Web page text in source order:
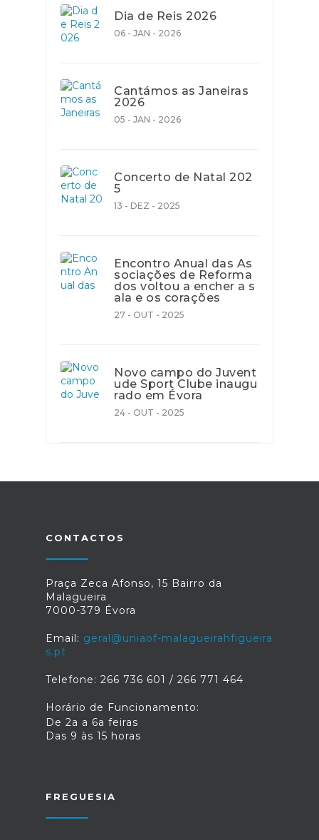
Dia de Reis 2026
06 - JAN - 2026
Cantámos as Janeiras
2026
05 - JAN - 2026
Concerto de Natal 202
5
13 - DEZ - 2025
Encontro Anual das As
sociações de Reforma
dos voltou a encher a s
ala e os corações
27 - OUT - 2025
Novo campo do Juvent
ude Sport Clube inaugu
rado em Évora
24 - OUT - 2025
CONTACTOS
Praça Zeca Afonso, 15 Bairro da
Malagueira
7000-379 Évora
Email: geral@uniaof-malagueirahfigueira
s.pt
Telefone: 266 736 601 / 266 771 464
Horário de Funcionamento:
De 2a a 6a feiras
Das 9 às 15 horas
FREGUESIA